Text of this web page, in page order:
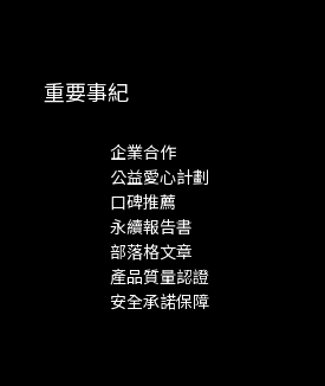
重要事紀
企業合作
公益愛心計劃
口碑推薦
永續報告書
部落格文章
產品質量認證
安全承諾保障